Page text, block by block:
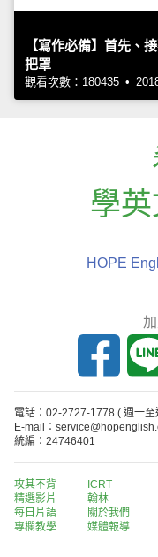
【寫作必備】首先、
把罩
觀看次數：180435 •
學
HOPE
電話：02-2727-1778 ( 週一
E-mail：
統編：24746401
攻其不背
精選影片
每日片語
專欄教學
ICRT
翰林
關於我們
媒體報導